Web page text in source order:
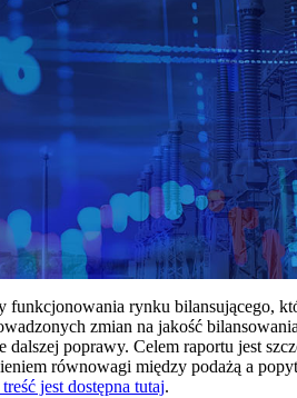
funkcjonowania rynku bilansującego,
zmian na jakość
poprawy. Celem raportu jest
równowagi między podażą a
treść jest dostępna tutaj.